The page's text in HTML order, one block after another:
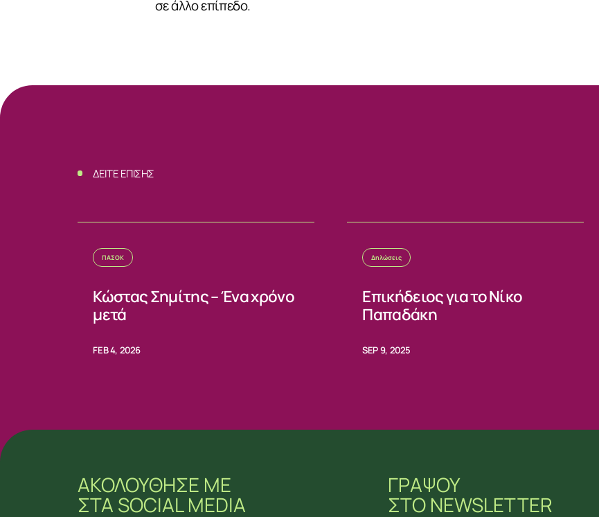
ΕΠΙΚΟΙΝΩΝΙΑ
σε άλλο επίπεδο.
ΔΕΙΤΕ ΕΠΙΣΗΣ
ΠΑΣΟΚ
Κώστας Σημίτης – Ένα χρόνο
μετά
FEB 4, 2026
Δηλώσεις
Επικήδειος για το Νίκο
Παπαδάκη
SEP 9, 2025
ΑΚΟΛΟΥΘΗΣΕ ΜΕ
ΣΤΑ SOCIAL MEDIA
ΓΡΑΨΟΥ
ΣΤΟ NEWSLETTER